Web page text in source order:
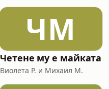
ЧМ
Четене му е майката
Виолета Р. и Михаил М.